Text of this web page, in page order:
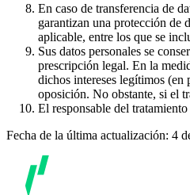
En caso de transferencia de
garantizan una protección de
aplicable, entre los que se
Sus datos personales se
prescripción legal. En la
dichos intereses legítimos (en
oposición. No obstante, si el
El responsable del
Fecha de la última actualización: 4